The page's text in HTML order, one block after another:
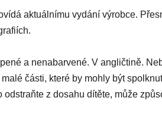
aktuálnímu vydání výrobce.
a nenabarvené. V angličtině.
části, které by mohly být
odstraňte z dosahu dítěte, může